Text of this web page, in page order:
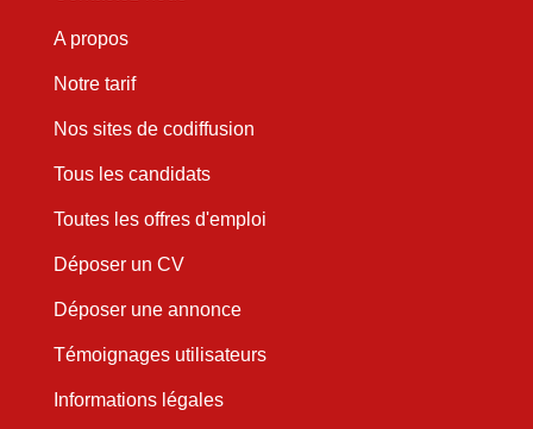
A propos
Notre tarif
Nos sites de codiffusion
Tous les candidats
Toutes les offres d'emploi
Déposer un CV
Déposer une annonce
Témoignages utilisateurs
Informations légales